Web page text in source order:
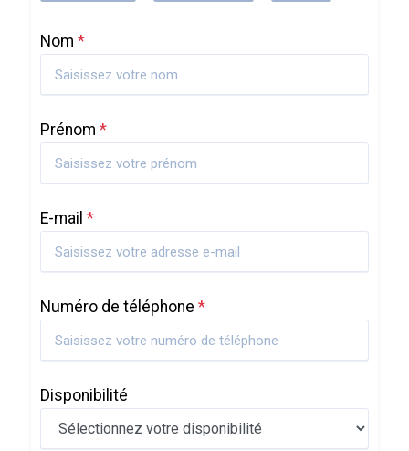
Nom *
Prénom *
E-mail *
Numéro de téléphone *
Disponibilité